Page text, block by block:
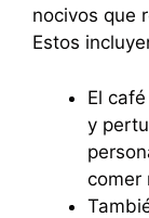
nocivos que
Estos
El
y
comer